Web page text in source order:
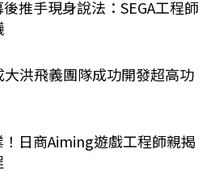
推手現身說法：SEGA工程師
洪飛義團隊成功開發超高功
日商Aiming遊戲工程師親揭